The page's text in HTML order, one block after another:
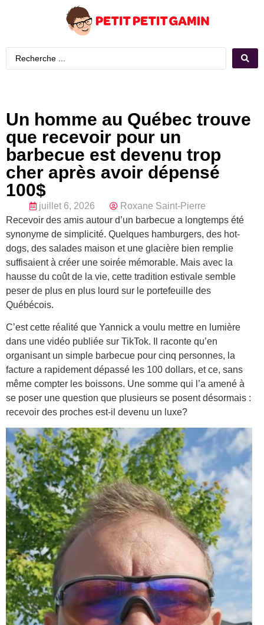
Un homme au Québec trouve
que recevoir pour un
barbecue est devenu trop
cher après avoir dépensé
100$
juillet 6, 2026
Roxane Saint-Pierre
Recevoir des amis autour d’un barbecue a longtemps été
synonyme de simplicité. Quelques hamburgers, des hot-
dogs, des salades maison et une glacière bien remplie
suffisaient à créer une soirée mémorable. Mais avec la
hausse du coût de la vie, cette tradition estivale semble
peser de plus en plus lourd sur le portefeuille des
Québécois.
C’est cette réalité que Yannick a voulu mettre en lumière
dans une vidéo publiée sur TikTok. Il raconte qu’en
organisant un simple barbecue pour cinq personnes, la
facture a rapidement dépassé les 100 dollars, et ce, sans
même compter les boissons. Une somme qui l’a amené à
se poser une question que plusieurs se posent désormais :
recevoir des proches est-il devenu un luxe?